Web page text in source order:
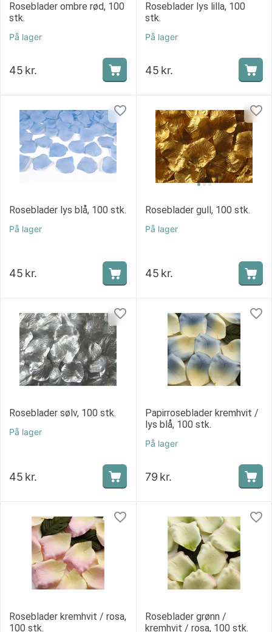
Roseblader ombre rød, 100
stk.
På lager
45 kr.
Roseblader lys lilla, 100
stk.
På lager
45 kr.
Roseblader lys blå, 100 stk.
På lager
45 kr.
Roseblader gull, 100 stk.
På lager
45 kr.
Roseblader sølv, 100 stk.
På lager
45 kr.
Papirroseblader kremhvit /
lys blå, 100 stk.
På lager
79 kr.
Roseblader kremhvit / rosa,
100 stk.
Roseblader grønn /
kremhvit / rosa, 100 stk.